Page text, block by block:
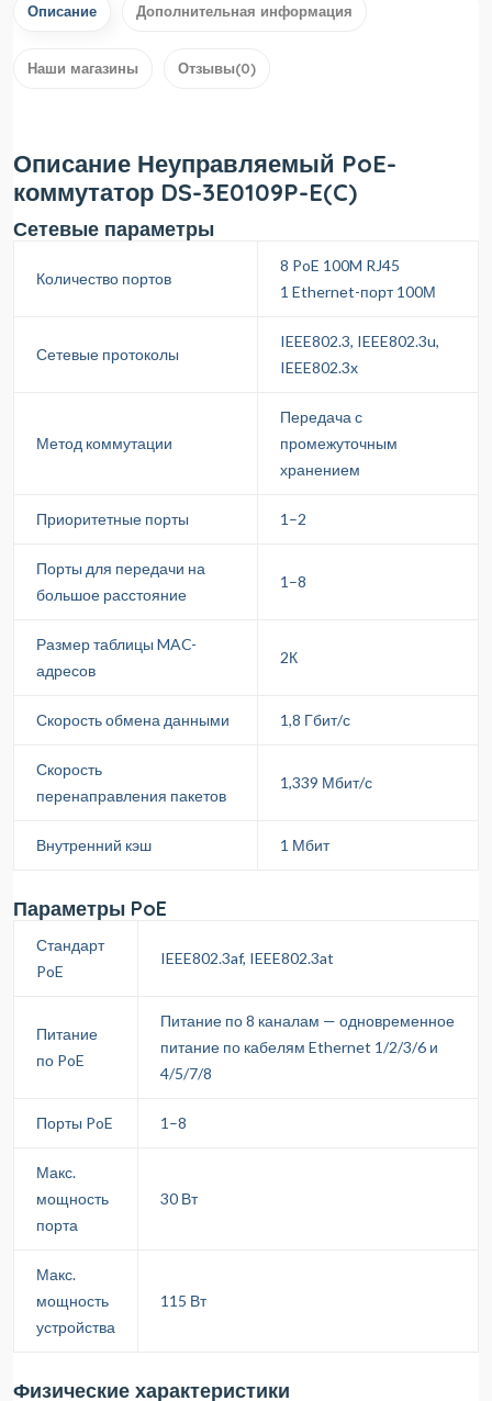
Описание Дополнительная информация
Наши магазины Отзывы(0)
Описание Неуправляемый PoE-
коммутатор DS-3E0109P-E(C)
Сетевые параметры
Количество портов
8 PoE 100M RJ45
1 Ethernеt-порт 100М
Сетевые протоколы
IEEE802.3, IEEE802.3u,
IEEE802.3x
Метод коммутации
Передача с
промежуточным
хранением
Приоритетные порты 1–2
Порты для передачи на
большое расстояние
1–8
Размер таблицы MAC-
адресов
2К
Скорость обмена данными 1,8 Гбит/с
Скорость
перенаправления пакетов
1,339 Мбит/с
Внутренний кэш 1 Мбит
Параметры PoE
Стандарт
PoE
IEEE802.3af, IEEE802.3at
Питание
по PoE
Питание по 8 каналам — одновременное
питание по кабелям Ethernet 1/2/3/6 и
4/5/7/8
Порты PoE 1–8
Макс.
мощность
порта
30 Вт
Макс.
мощность
устройства
115 Вт
Физические характеристики